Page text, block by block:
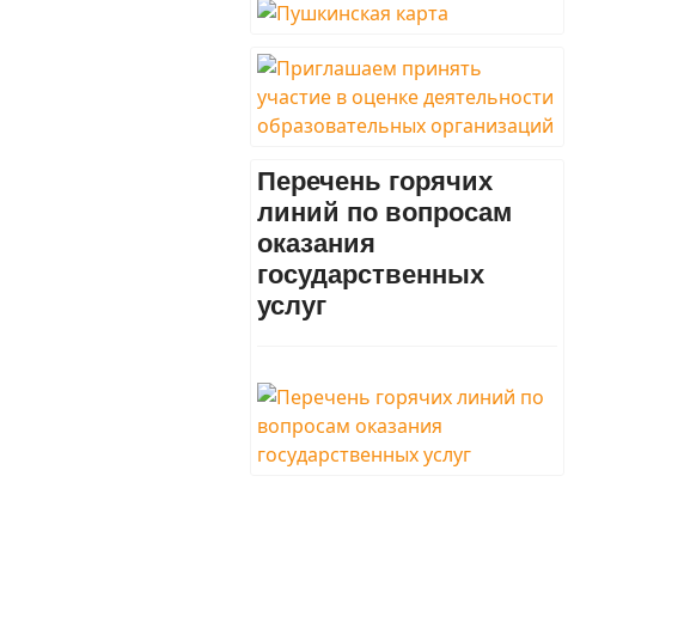
Перечень горячих
линий по вопросам
оказания
государственных
услуг